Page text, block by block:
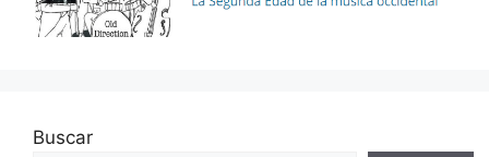
Buscar